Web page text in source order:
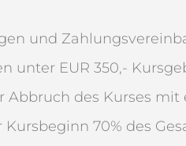
und
unter EUR 350,-
Abbruch des Kurses
70% des